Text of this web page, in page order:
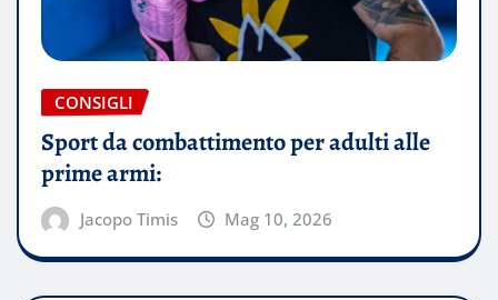
CONSIGLI
Sport da combattimento per adulti alle
prime armi:
Jacopo Timis Mag 10, 2026